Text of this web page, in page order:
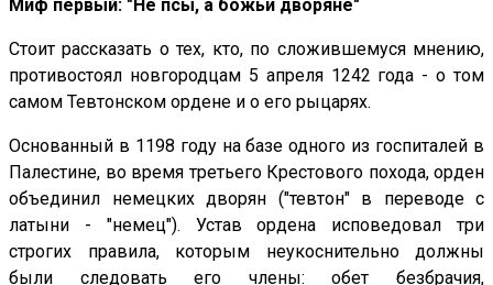
Миф первый: "Не псы, а божьи дворяне"
Стоит рассказать о тех, кто, по сложившемуся мнению,
противостоял новгородцам 5 апреля 1242 года - о том
самом Тевтонском ордене и о его рыцарях.
Основанный в 1198 году на базе одного из госпиталей в
Палестине, во время третьего Крестового похода, орден
объединил немецких дворян ("тевтон" в переводе с
латыни - "немец"). Устав ордена исповедовал три
строгих правила, которым неукоснительно должны
были следовать его члены: обет безбрачия,